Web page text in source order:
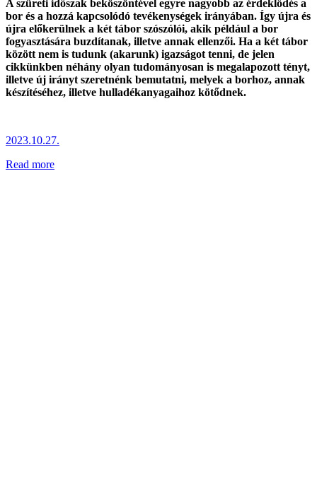
A szüreti időszak beköszöntével egyre nagyobb az érdeklődés a
bor és a hozzá kapcsolódó tevékenységek irányában. Így újra és
újra előkerülnek a két tábor szószólói, akik például a bor
fogyasztására buzdítanak, illetve annak ellenzői. Ha a két tábor
között nem is tudunk (akarunk) igazságot tenni, de jelen
cikkünkben néhány olyan tudományosan is megalapozott tényt,
illetve új irányt szeretnénk bemutatni, melyek a borhoz, annak
készítéséhez, illetve hulladékanyagaihoz kötődnek.
2023.10.27.
Read more